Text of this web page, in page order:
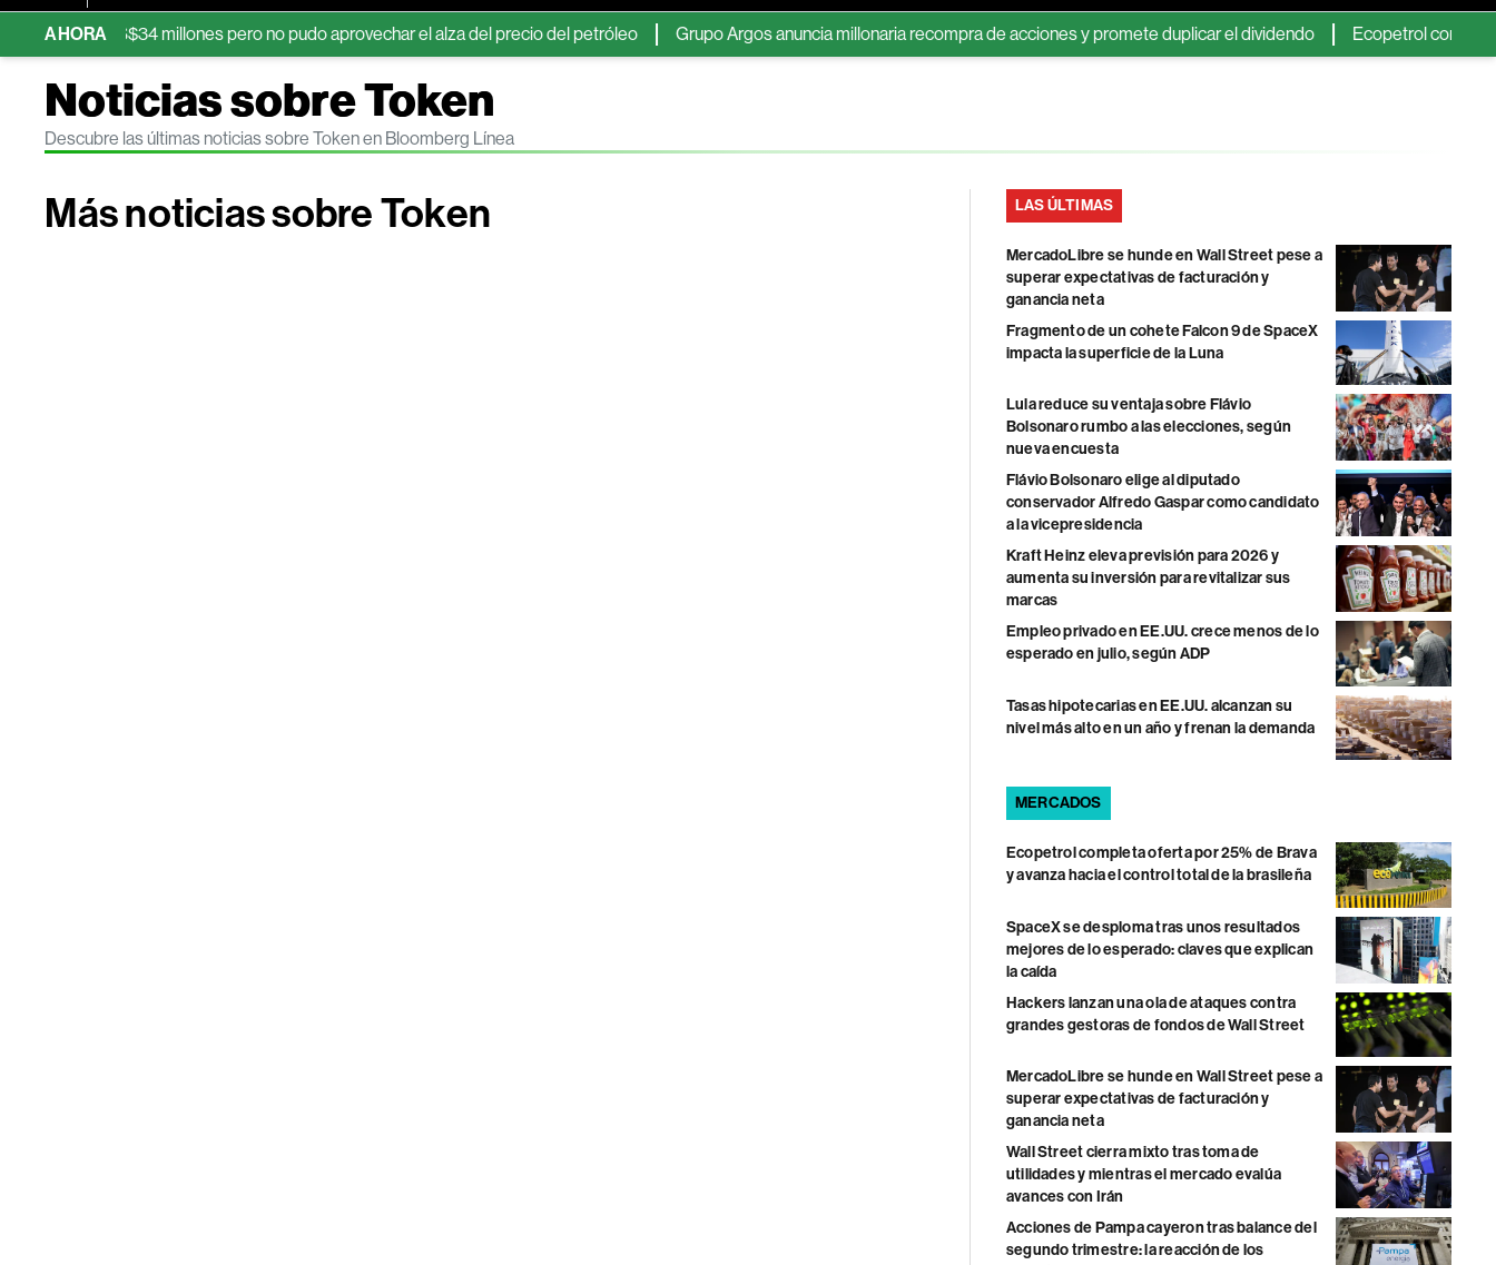
AHORA
ganó US$34 millones pero no pudo aprovechar el alza del precio del petróleo Grupo Argos anuncia millonaria recompra de acciones y promete duplicar el dividendo Ecopetrol completa oferta
Noticias sobre Token
Descubre las últimas noticias sobre Token en Bloomberg Línea
Más noticias sobre Token LAS ÚLTIMAS
MercadoLibre se hunde en Wall Street pese a
superar expectativas de facturación y
ganancia neta
Fragmento de un cohete Falcon 9 de SpaceX
impacta la superficie de la Luna
Lula reduce su ventaja sobre Flávio
Bolsonaro rumbo a las elecciones, según
nueva encuesta
Flávio Bolsonaro elige al diputado
conservador Alfredo Gaspar como candidato
a la vicepresidencia
Kraft Heinz eleva previsión para 2026 y
aumenta su inversión para revitalizar sus
marcas
Empleo privado en EE.UU. crece menos de lo
esperado en julio, según ADP
Tasas hipotecarias en EE.UU. alcanzan su
nivel más alto en un año y frenan la demanda
MERCADOS
Ecopetrol completa oferta por 25% de Brava
y avanza hacia el control total de la brasileña
SpaceX se desploma tras unos resultados
mejores de lo esperado: claves que explican
la caída
Hackers lanzan una ola de ataques contra
grandes gestoras de fondos de Wall Street
MercadoLibre se hunde en Wall Street pese a
superar expectativas de facturación y
ganancia neta
Wall Street cierra mixto tras toma de
utilidades y mientras el mercado evalúa
avances con Irán
Acciones de Pampa cayeron tras balance del
segundo trimestre: la reacción de los